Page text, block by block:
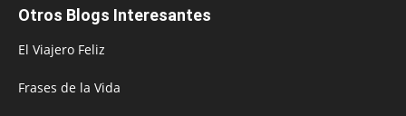
Otros Blogs Interesantes
El Viajero Feliz
Frases de la Vida